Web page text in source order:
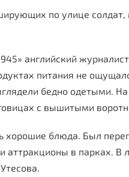
по улице
английский
питания не
бедно одетыми.
с вышитыми
блюда. Был
в парках. В